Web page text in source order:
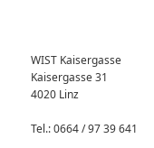
WIST Kaisergasse
Kaisergasse 31
4020 Linz
Tel.: 0664 / 97 39 641